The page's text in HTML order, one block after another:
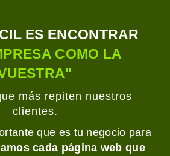
ES ENCONTRAR
COMO LA
más repiten nuestros
clientes.
que es tu negocio para
cada página web que